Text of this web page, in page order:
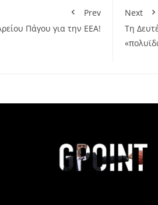
Prev
Πάγου για την ΕΕΑ!
Next
Τη